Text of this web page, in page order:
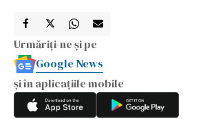
Urmăriți-ne și pe
Google News
și în aplicațiile mobile